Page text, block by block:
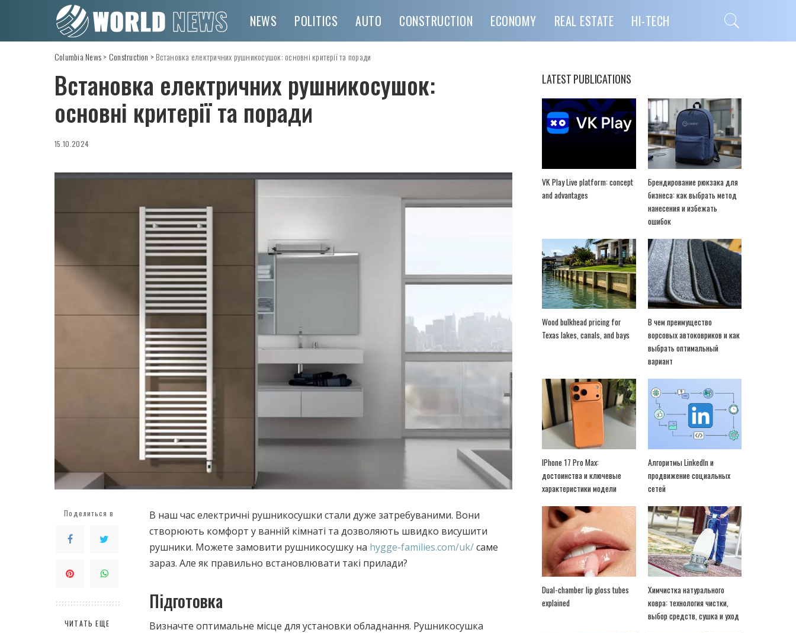
NEWS POLITICS AUTO CONSTRUCTION ECONOMY REAL ESTATE HI-TECH
Columbia News> Construction > Встановка електричних рушникосушок: основні критерії та поради
Встановка електричних рушникосушок:
основні критерії та поради
15.10.2024
Поделиться в
ЧИТАТЬ ЕЩЕ
В наш час електричні рушникосушки стали дуже затребуваними. Вони
створюють комфорт у ванній кімнаті та дозволяють швидко висушити
рушники. Можете замовити рушникосушку на hygge-families.com/uk/саме
зараз. Але як правильно встановлювати такі прилади?
Підготовка
Визначте оптимальне місце для установки обладнання. Рушникосушка
LATEST PUBLICATIONS
VK Play Live platform: concept
and advantages
Брендирование рюкзака для
бизнеса: как выбрать метод
нанесения и избежать
ошибок
Wood bulkhead pricing for
Texas lakes, canals, and bays
В чем преимущество
ворсовых автоковриков и как
выбрать оптимальный
вариант
IPhone 17 Pro Max:
достоинства и ключевые
характеристики модели
Алгоритмы LinkedIn и
продвижение социальных
сетей
Dual-chamber lip gloss tubes
explained
Химчистка натурального
ковра: технология чистки,
выбор средств, сушка и уход